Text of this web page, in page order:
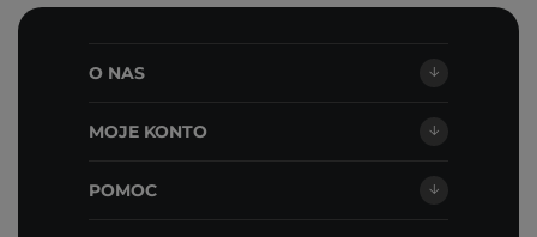
O NAS
MOJE KONTO
POMOC